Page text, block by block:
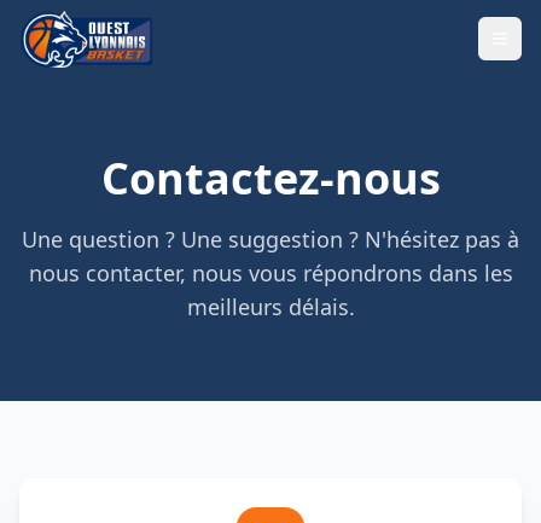
Contactez-nous
Une question ? Une suggestion ? N'hésitez pas à
nous contacter, nous vous répondrons dans les
meilleurs délais.